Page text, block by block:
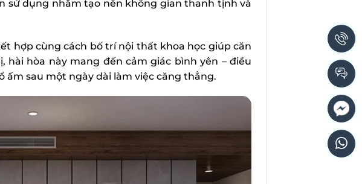
dụng nhằm tạo nên không gian thanh tịnh và
hợp cùng cách bố trí nội thất khoa học giúp căn
hài hòa này mang đến cảm giác bình yên – điều
sau một ngày dài làm việc căng thẳng.